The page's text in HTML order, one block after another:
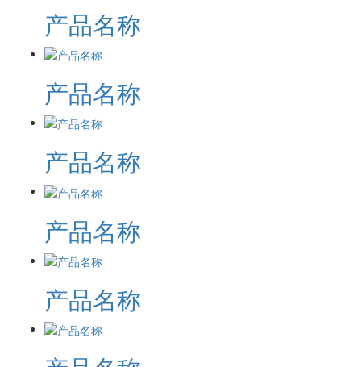
产品名称
产品名称
产品名称
产品名称
产品名称